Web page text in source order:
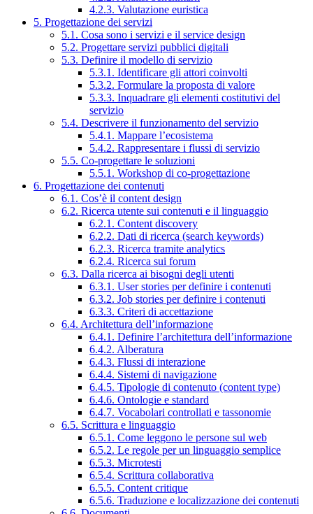
4.2.3. Valutazione euristica
5. Progettazione dei servizi
5.1. Cosa sono i servizi e il service design
5.2. Progettare servizi pubblici digitali
5.3. Definire il modello di servizio
5.3.1. Identificare gli attori coinvolti
5.3.2. Formulare la proposta di valore
5.3.3. Inquadrare gli elementi costitutivi del
servizio
5.4. Descrivere il funzionamento del servizio
5.4.1. Mappare l’ecosistema
5.4.2. Rappresentare i flussi di servizio
5.5. Co-progettare le soluzioni
5.5.1. Workshop di co-progettazione
6. Progettazione dei contenuti
6.1. Cos’è il content design
6.2. Ricerca utente sui contenuti e il linguaggio
6.2.1. Content discovery
6.2.2. Dati di ricerca (search keywords)
6.2.3. Ricerca tramite analytics
6.2.4. Ricerca sui forum
6.3. Dalla ricerca ai bisogni degli utenti
6.3.1. User stories per definire i contenuti
6.3.2. Job stories per definire i contenuti
6.3.3. Criteri di accettazione
6.4. Architettura dell’informazione
6.4.1. Definire l’architettura dell’informazione
6.4.2. Alberatura
6.4.3. Flussi di interazione
6.4.4. Sistemi di navigazione
6.4.5. Tipologie di contenuto (content type)
6.4.6. Ontologie e standard
6.4.7. Vocabolari controllati e tassonomie
6.5. Scrittura e linguaggio
6.5.1. Come leggono le persone sul web
6.5.2. Le regole per un linguaggio semplice
6.5.3. Microtesti
6.5.4. Scrittura collaborativa
6.5.5. Content critique
6.5.6. Traduzione e localizzazione dei contenuti